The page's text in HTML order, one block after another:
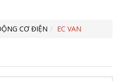
CƠ ĐIỆN EC VAN